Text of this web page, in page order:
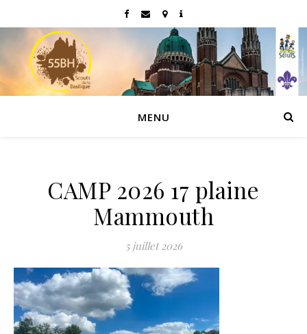
MENU
CAMP 2026 17 plaine
Mammouth
5 juillet 2026